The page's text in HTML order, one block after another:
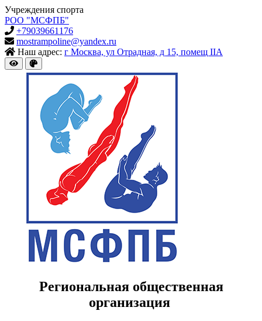
Учреждения спорта
РОО "МСФПБ"
+79039661176
mostrampoline@yandex.ru
Наш адрес: г Москва, ул Отрадная, д 15, помещ IIА
Региональная общественная
организация